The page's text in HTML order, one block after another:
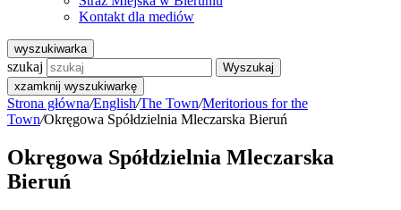
Kontakt dla mediów
wyszukiwarka
szukaj
Wyszukaj
xzamknij wyszukiwarkę
Strona główna/English/The Town/Meritorious for the
Town/Okręgowa Spółdzielnia Mleczarska Bieruń
Okręgowa Spółdzielnia Mleczarska
Bieruń